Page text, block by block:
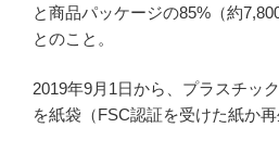
と商品パッケージの85%（約
とのこと。
2019年9月1日から、プラスチッ
を紙袋（FSC認証を受けた紙か再